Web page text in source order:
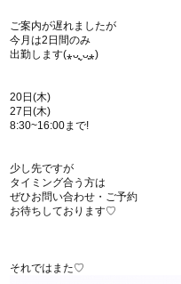
ご案内が遅れましたが
今月は2日間のみ
出勤します(⁎ᴗ͈ˬᴗ͈⁎)
20日(木)
27日(木)
8:30~16:00まで!
少し先ですが
タイミング合う方は
ぜひお問い合わせ・ご予約
お待ちしております♡
それではまた♡